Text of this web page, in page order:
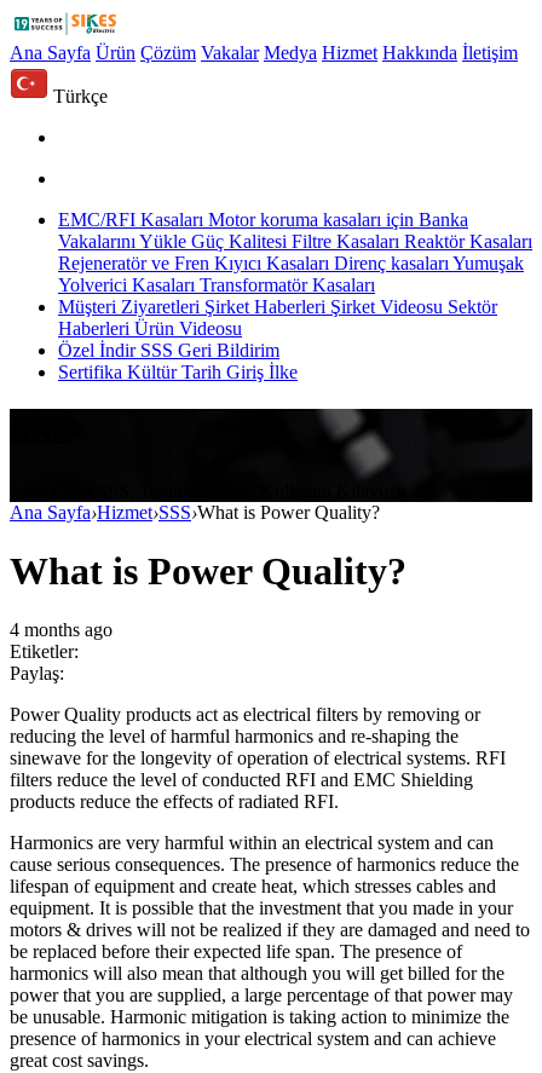
Ana Sayfa Ürün Çözüm Vakalar Medya Hizmet Hakkında İletişim
Türkçe
EMC/RFI Kasaları Motor koruma kasaları için Banka
Vakalarını Yükle Güç Kalitesi Filtre Kasaları Reaktör Kasaları
Rejeneratör ve Fren Kıyıcı Kasaları Direnç kasaları Yumuşak
Yolverici Kasaları Transformatör Kasaları
Müşteri Ziyaretleri Şirket Haberleri Şirket Videosu Sektör
Haberleri Ürün Videosu
Özel İndir SSS Geri Bildirim
Sertifika Kültür Tarih Giriş İlke
Ana Sayfa›Hizmet›SSS›What is Power Quality?
What is Power Quality?
4 months ago
Etiketler:
Paylaş:
Power Quality products act as electrical filters by removing or
reducing the level of harmful harmonics and re-shaping the
sinewave for the longevity of operation of electrical systems. RFI
filters reduce the level of conducted RFI and EMC Shielding
products reduce the effects of radiated RFI.
Harmonics are very harmful within an electrical system and can
cause serious consequences. The presence of harmonics reduce the
lifespan of equipment and create heat, which stresses cables and
equipment. It is possible that the investment that you made in your
motors & drives will not be realized if they are damaged and need to
be replaced before their expected life span. The presence of
harmonics will also mean that although you will get billed for the
power that you are supplied, a large percentage of that power may
be unusable. Harmonic mitigation is taking action to minimize the
presence of harmonics in your electrical system and can achieve
great cost savings.